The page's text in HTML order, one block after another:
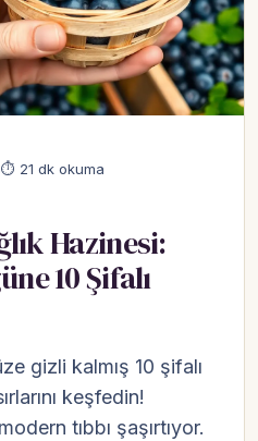
⏱ 21 dk okuma
Hazinesi:
10 Şifalı
gizli kalmış 10 şifalı
keşfedin!
tıbbı şaşırtıyor.